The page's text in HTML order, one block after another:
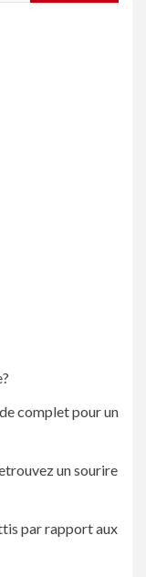
complet pour un
un sourire
par rapport aux